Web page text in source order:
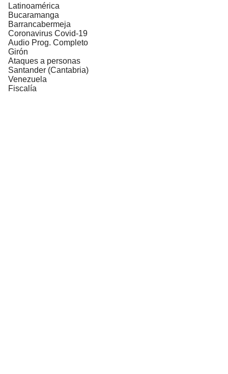
Latinoamérica
Bucaramanga
Barrancabermeja
Coronavirus Covid-19
Audio Prog. Completo
Girón
Ataques a personas
Santander (Cantabria)
Venezuela
Fiscalía